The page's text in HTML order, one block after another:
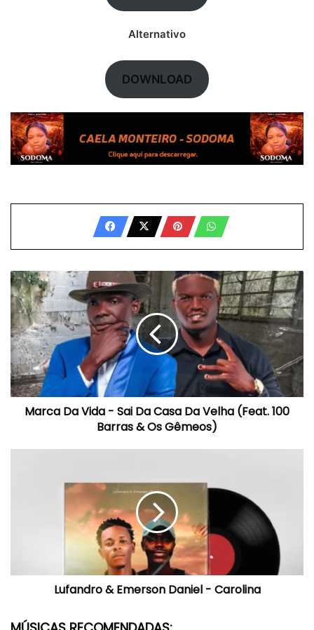
Alternativo
DOWNLOAD
Marca
Da
Vida
-
Sai
Da
Casa
Da
Velha
(Feat.Marca Da Vida - Sai Da Casa Da Velha (Feat. 100
Barras & Os Gêmeos)
Lufandro & Emerson Daniel - Carolina